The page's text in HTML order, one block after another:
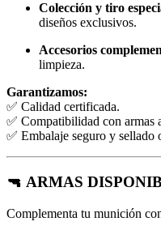
Colección y tiro
diseños exclusivos.
Accesorios
limpieza.
Garantizamos:
✅ Calidad certificada.
✅ Compatibilidad con armas
✅ Embalaje seguro y sellado
🔫 ARMAS
Complementa tu munición